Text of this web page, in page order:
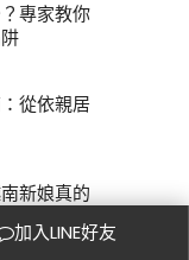
專家教你
從依親居
新娘真的
加入LINE好友